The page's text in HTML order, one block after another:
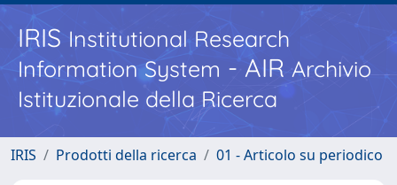
IRISInstitutional Research
Information System - AIR Archivio
Istituzionale della Ricerca
IRIS Prodotti della ricerca 01 - Articolo su periodico